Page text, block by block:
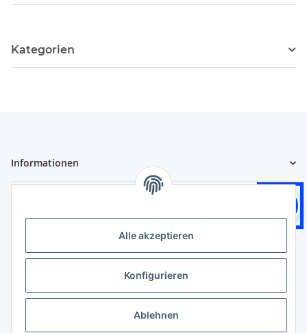
Alle akzeptieren
Konfigurieren
Ablehnen
Kategorien
Informationen
Zahlungsarten